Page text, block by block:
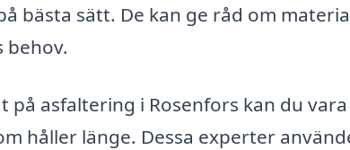
bästa sätt. De kan ge råd om
behov.
asfaltering i Rosenfors kan du vara
håller länge. Dessa experter